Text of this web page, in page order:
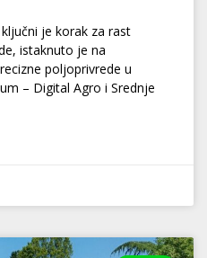
je korak za rast
istaknuto je na
poljoprivrede u
– Digital Agro i Srednje